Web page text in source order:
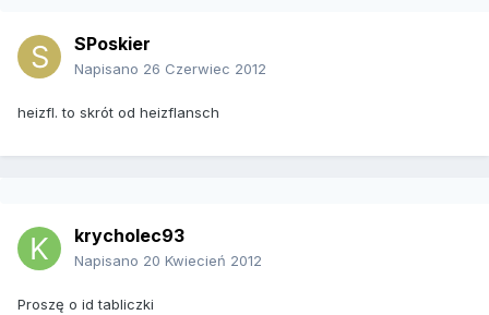
SPoskier
Napisano 26 Czerwiec 2012
heizfl. to skrót od heizflansch
krycholec93
Napisano 20 Kwiecień 2012
Proszę o id tabliczki